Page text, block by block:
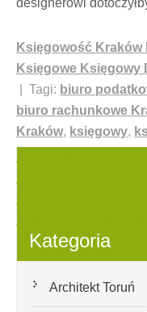
designerowi
Księgowość
Księgowe Księgowy
| Tagi: biuro
biuro rachunkowe
Kraków, księgowy,
Nawigacja
wpisu
Kategoria
Architekt Toruń